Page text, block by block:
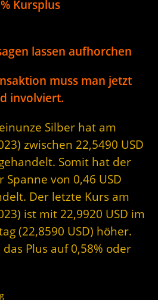
Kursplus
lassen aufhorchen
muss man jetzt
involviert.
Silber hat am
zwischen 22,5490 USD
Somit hat der
von 0,46 USD
Der letzte Kurs am
ist mit 22,9920 USD im
(22,8590 USD) höher.
Plus auf 0,58% oder